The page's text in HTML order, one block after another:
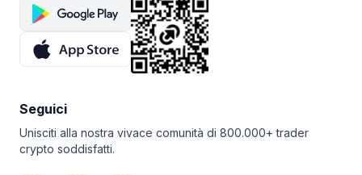
Seguici
Unisciti alla nostra vivace comunità di 800.000+ trader
crypto soddisfatti.